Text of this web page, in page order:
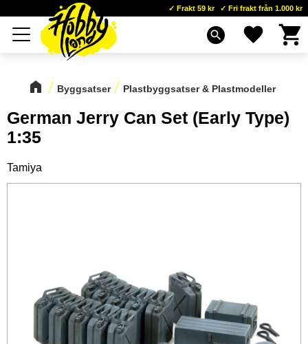
Meny
Frakt 59 kr Fri frakt från 1.000 kr
search Favoriter
Byggsatser Plastbyggsatser & Plastmodeller
German Jerry Can Set (Early Type)
1:35
Tamiya